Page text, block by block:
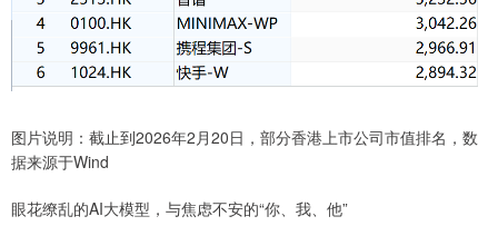
图片说明：截止到2026年2月20日，部分香港上市公司市值排名，数
据来源于Wind
眼花缭乱的AI大模型，与焦虑不安的“你、我、他”